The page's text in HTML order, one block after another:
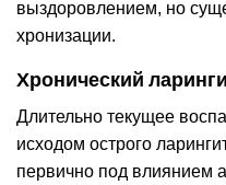
выздоровлением, но
хронизации.
Хронический
Длительно текущее
исходом острого
первично под влиянием